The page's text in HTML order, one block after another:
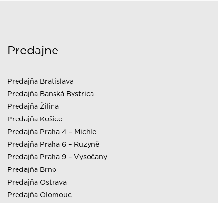
Predajne
Predajňa Bratislava
Predajňa Banská Bystrica
Predajňa Žilina
Predajňa Košice
Predajňa Praha 4 – Michle
Predajňa Praha 6 – Ruzyně
Predajňa Praha 9 – Vysočany
Predajňa Brno
Predajňa Ostrava
Predajňa Olomouc